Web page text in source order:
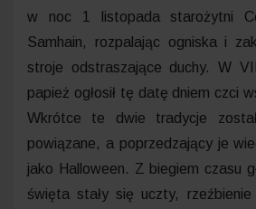
w noc 1 listopada starożytni
Samhain, rozpalając ogniska i
stroje odstraszające duchy. W
papież ogłosił tę datę dniem czci
Wkrótce te dwie tradycje
powiązane, a poprzedzający je
jako Halloween. Z biegiem czasu
święta stały się uczty,